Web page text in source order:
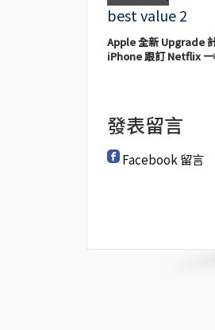
Apple 全新 Upgrade
iPhone 跟訂 Netflix 一
發表留言
Facebook 留言